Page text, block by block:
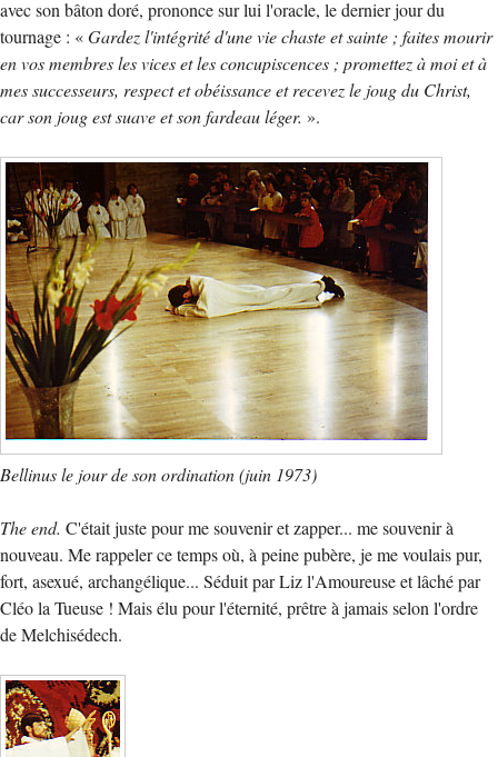
avec son bâton doré, prononce sur lui l'oracle, le dernier jour du
tournage : «Gardez l'intégrité d'une vie chaste et sainte ; faites mourir
en vos membres les vices et les concupiscences ; promettez à moi et à
mes successeurs, respect et obéissance et recevez le joug du Christ,
car son joug est suave et son fardeau léger. ».
Bellinus le jour de son ordination (juin 1973)
The end. C'était juste pour me souvenir et zapper... me souvenir à
nouveau. Me rappeler ce temps où, à peine pubère, je me voulais pur,
fort, asexué, archangélique... Séduit par Liz l'Amoureuse et lâché par
Cléo la Tueuse ! Mais élu pour l'éternité, prêtre à jamais selon l'ordre
de Melchisédech.